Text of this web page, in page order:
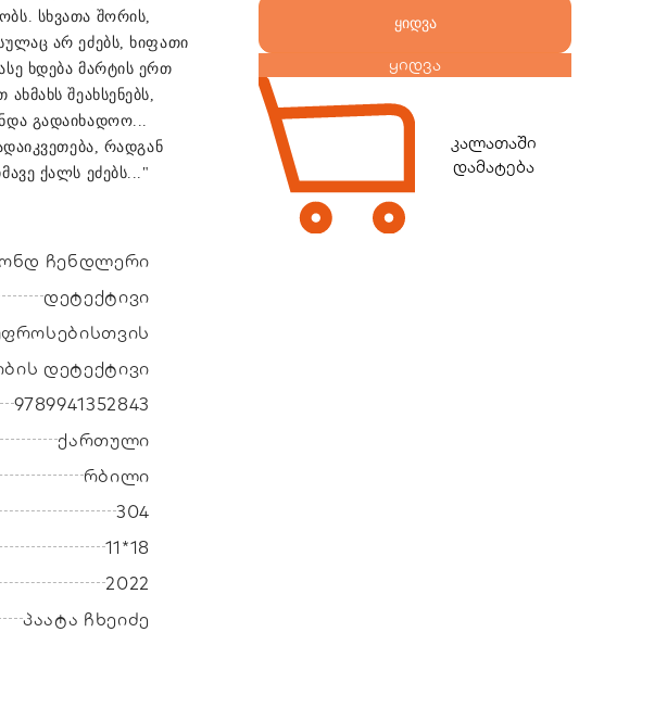
სხვათა შორის,
არ ეძებს, ხიფათი
ხდება მარტის ერთ
შეახსენებს,
გადაიხადოო...
რადგან
ქალს ეძებს..."
ყიდვა
ყიდვა
კალათაში
დამატება
ჩენდლერი
დეტექტივი
დეტექტივი
9789941352843
ქართული
რბილი
304
11*18
2022
პაატა ჩხეიძე